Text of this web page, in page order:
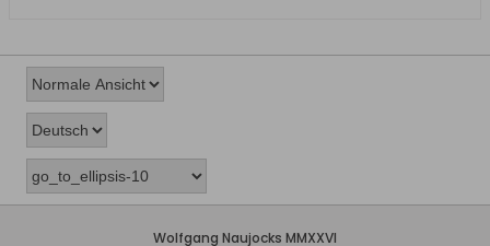
Wolfgang Naujocks MMXXVI